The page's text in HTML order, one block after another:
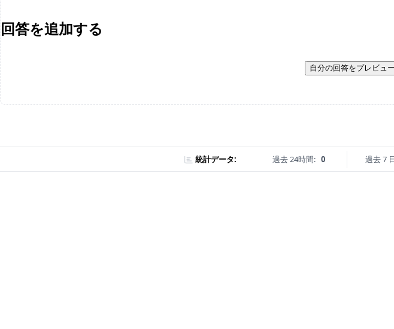
回答を追加する
自分の回答をプレビュ
統計データ: 過去 24時間: 0 過去 7